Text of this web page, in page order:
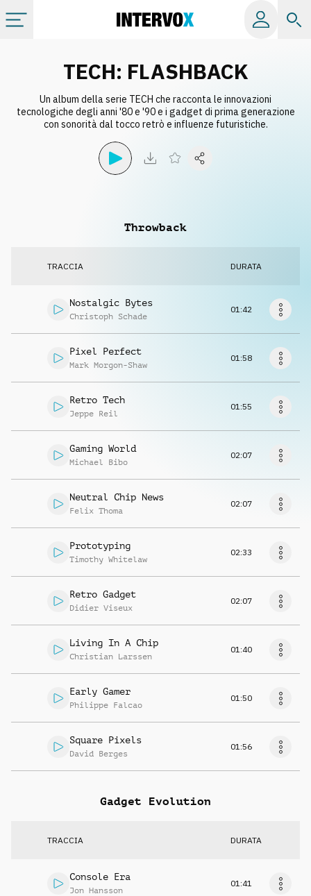
Album
Info
Richiedi musica
TECH: FLASHBACK
Un album della serie TECH che racconta le innovazioni
tecnologiche degli anni '80 e '90 e i gadget di prima generazione
con sonorità dal tocco retrò e influenze futuristiche.
Throwback
TRACCIA DURATA
Nostalgic Bytes
Christoph Schade
01:42
Pixel Perfect
Mark Morgon-Shaw
01:58
Retro Tech
Jeppe Reil
01:55
Gaming World
Michael Bibo
02:07
Neutral Chip News
Felix Thoma
02:07
Prototyping
Timothy Whitelaw
02:33
Retro Gadget
Didier Viseux
02:07
Living In A Chip
Christian Larssen
01:40
Early Gamer
Philippe Falcao
01:50
Square Pixels
David Berges
01:56
Gadget Evolution
TRACCIA DURATA
Console Era
Jon Hansson
01:41